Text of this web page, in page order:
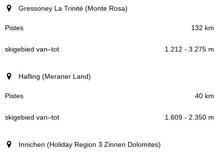
Gressoney La Trinité (Monte Rosa)
132 km
1.212 - 3.275 m
Hafling (Meraner Land)
40 km
1.609 - 2.350 m
Innichen (Holiday Region 3 Zinnen Dolomites)